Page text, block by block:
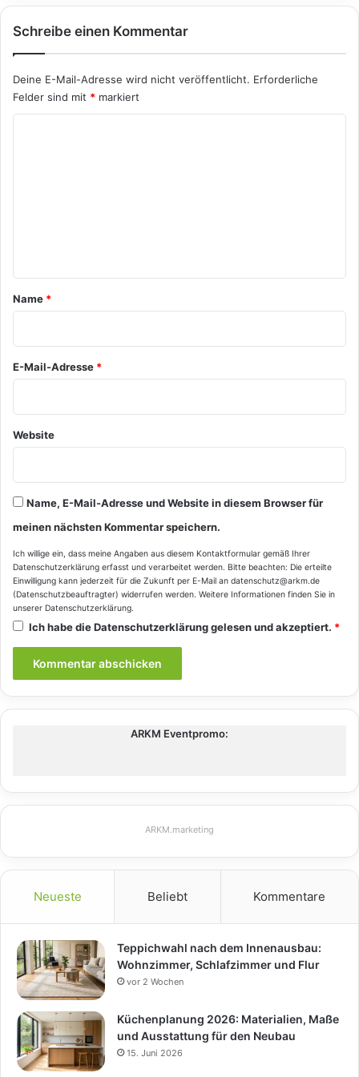
Schreibe einen Kommentar
Deine E-Mail-Adresse wird nicht veröffentlicht. Erforderliche
Felder sind mit * markiert
a
*
Name *
E-Mail-Adresse *
Website
Name, E-Mail-Adresse und Website in diesem Browser für
meinen nächsten Kommentar speichern.
Ich willige ein, dass meine Angaben aus diesem Kontaktformular gemäß Ihrer
Datenschutzerklärung erfasst und verarbeitet werden. Bitte beachten: Die erteilte
Einwilligung kann jederzeit für die Zukunft per E-Mail an datenschutz@arkm.de
(Datenschutzbeauftragter) widerrufen werden. Weitere Informationen finden Sie in
unserer Datenschutzerklärung.
Ich habe dieDatenschutzerklärunggelesen und akzeptiert. *
ARKM Eventpromo:
ARKM.marketing
Neueste Beliebt Kommentare
Teppichwahl nach dem Innenausbau:
Wohnzimmer, Schlafzimmer und Flur
vor 2 Wochen
Küchenplanung 2026: Materialien, Maße
und Ausstattung für den Neubau
15. Juni 2026